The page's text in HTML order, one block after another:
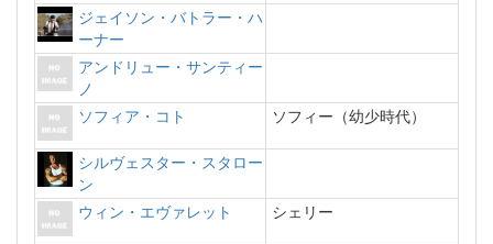
ジェイソン・バトラー・ハ
ーナー
アンドリュー・サンティー
ノ
ソフィア・コト
ソフィー（幼少時代）
シルヴェスター・スタロー
ン
ウィン・エヴァレット
シェリー